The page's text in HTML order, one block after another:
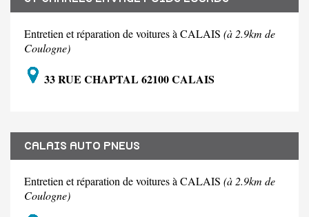
Entretien et réparation de voitures à CALAIS (à 2.9km de
Coulogne)
33 RUE CHAPTAL 62100 CALAIS
CALAIS AUTO PNEUS
Entretien et réparation de voitures à CALAIS (à 2.9km de
Coulogne)